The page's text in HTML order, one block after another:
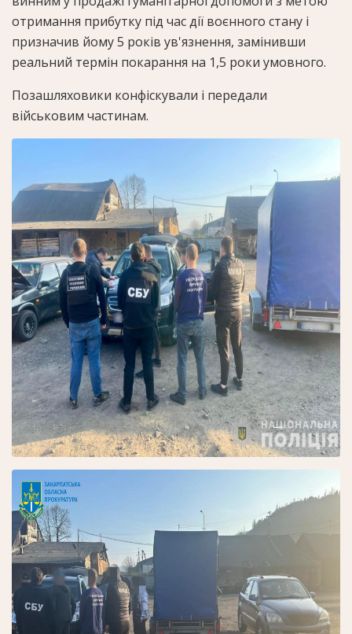
отримання прибутку під час дії воєнного стану і
призначив йому 5 років ув'язнення, замінивши
реальний термін покарання на 1,5 роки умовного.
Позашляховики конфіскували і передали
військовим частинам.